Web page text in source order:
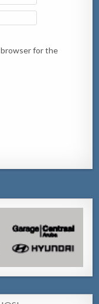
browser for the